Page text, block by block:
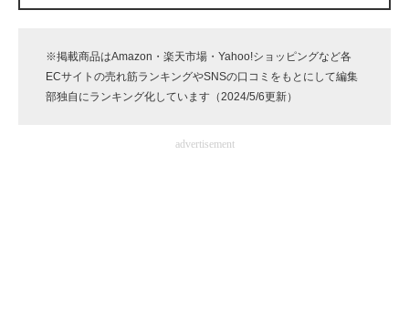
IT製品の技術・比較・事例
モノづくり技術者専門サイト
※掲載商品はAmazon・楽天市場・Yahoo!ショッピングなど各
ECサイトの売れ筋ランキングやSNSの口コミをもとにして編集
部独自にランキング化しています（2024/5/6更新）
advertisement